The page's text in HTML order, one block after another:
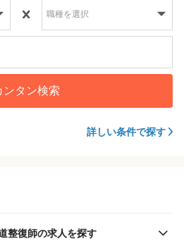
ンタン検索
詳しい条件で探す
整復師の求人を探す